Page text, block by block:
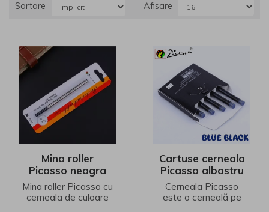
Sortare Afisare
Mina roller
Picasso neagra
Mina roller Picasso cu
cerneala de culoare
Cartuse cerneala
Picasso albastru
inchis - set 5
Cerneala Picasso
este o cerneală pe